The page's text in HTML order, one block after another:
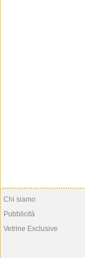
Chi siamo
Pubblicità
Vetrine Exclusive